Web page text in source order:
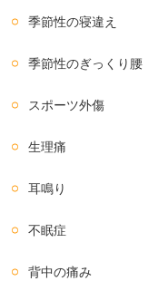
季節性の寝違え
季節性のぎっくり腰
スポーツ外傷
生理痛
耳鳴り
不眠症
背中の痛み